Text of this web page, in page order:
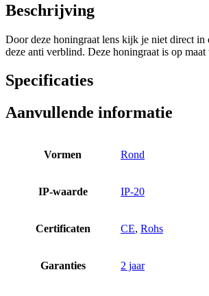
Beschrijving
Door deze honingraat lens kijk je niet direct in
deze anti verblind. Deze honingraat is op maat
Specificaties
Aanvullende informatie
Vormen Rond
IP-waarde IP-20
Certificaten CE, Rohs
Garanties 2 jaar